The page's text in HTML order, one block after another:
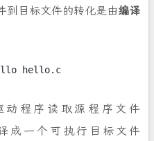
到目标文件的转化是由编译
hello.c
动程序读取源程序文件
成一个可执行目标文件